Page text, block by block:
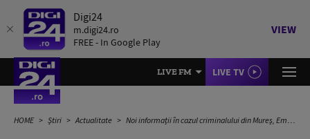
Digi24
m.digi24.ro
FREE - In Google Play
VIEW
LIVE FM LIVE TV
HOME Știri Actualitate Noi informații în cazul criminalului din Mureș, Emil Gânj: Și-a pregătit provizii din timp şi a îngropat un telefon pe care l-a folosit